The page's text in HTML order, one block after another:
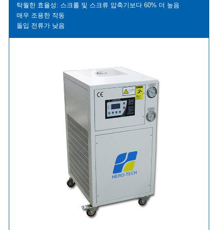
탁월한 효율성: 스크롤 및 스크류 압축기보다 60% 더 높음
매우 조용한 작동
돌입 전류가 낮음